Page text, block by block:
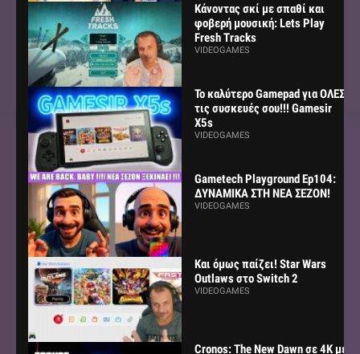
Κάνοντας σκί με σπαθί και
φοβερή μουσική: Lets Play
Fresh Tracks
VIDEOGAMES
Το καλύτερο Gamepad για ΟΛΕΣ
τις συσκευές σου!!! Gamesir
X5s
VIDEOGAMES
Gametech Playground Ep104:
ΔΥΝΑΜΙΚΑ ΣΤΗ ΝΕΑ ΣΕΖΟΝ!
VIDEOGAMES
Και όμως παίζει! Star Wars
Outlaws στο Switch 2
VIDEOGAMES
Cronos: The New Dawn σε 4K με